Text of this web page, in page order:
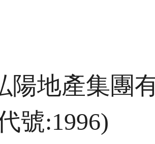
陽地產集團
號:1996)